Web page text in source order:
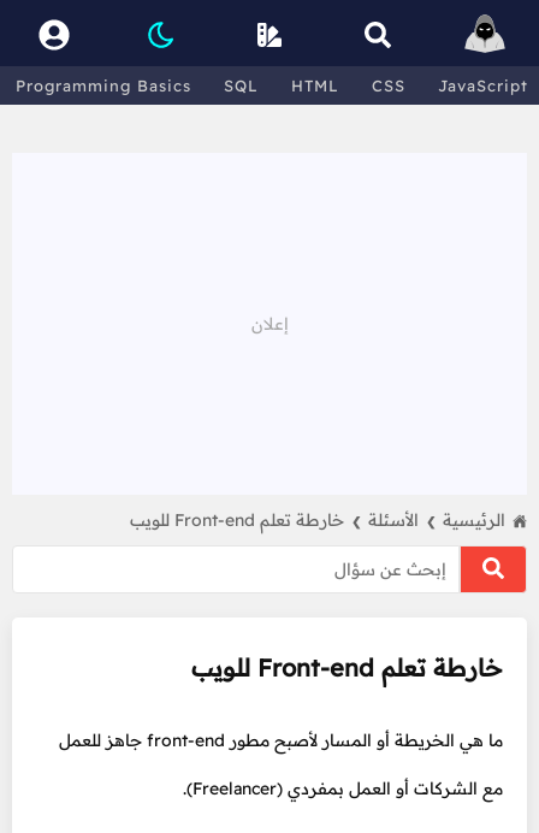
Programming Basics SQL HTML CSS JavaScript
الرئيسية ❯ الأسئلة ❯ خارطة تعلم Front-end للويب
خارطة تعلم Front-end للويب
ما هي الخريطة أو المسار لأصبح مطور front-end جاهز للعمل
مع الشركات أو العمل بمفردي (Freelancer).